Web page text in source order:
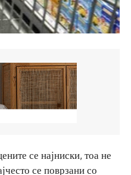
се најниски, тоа не
се поврзани со